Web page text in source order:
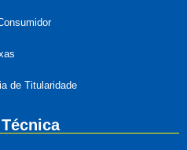
de Titularidade